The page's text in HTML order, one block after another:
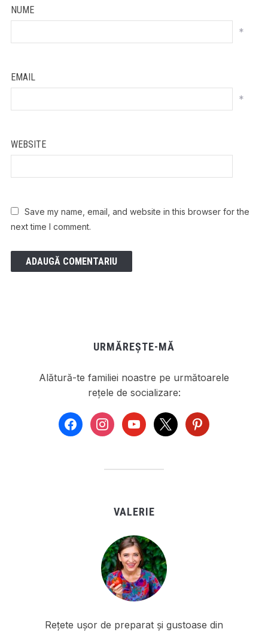
NUME
*
EMAIL
*
WEBSITE
Save my name, email, and website in this browser for the
next time I comment.
URMĂREȘTE-MĂ
Alătură-te familiei noastre pe următoarele
rețele de socializare:
facebookinstagramyoutube
x pinterest
VALERIE
Rețete ușor de preparat și gustoase din